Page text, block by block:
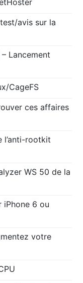
avis sur la
Lancement
CageFS
ces affaires
l’anti-rootkit
WS 50 de la
iPhone 6 ou
votre